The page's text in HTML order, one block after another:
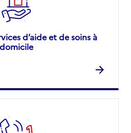
d’aide et de soins à
domicile